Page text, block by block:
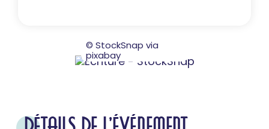
© StockSnap via
pixabay